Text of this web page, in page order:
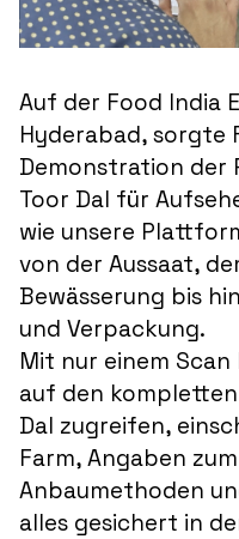
Auf der Food India
Hyderabad, sorgte
Demonstration der
Toor Dal für
wie unsere
von der Aussaat,
Bewässerung bis
und Verpackung.
Mit nur einem
auf den
Dal zugreifen,
Farm, Angaben
Anbaumethoden
alles gesichert in